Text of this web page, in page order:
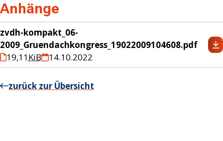
Anhänge
zvdh-kompakt_06-
2009_Gruendachkongress_19022009104608.pdf
19,11KiB 14.10.2022
zurück zur Übersicht